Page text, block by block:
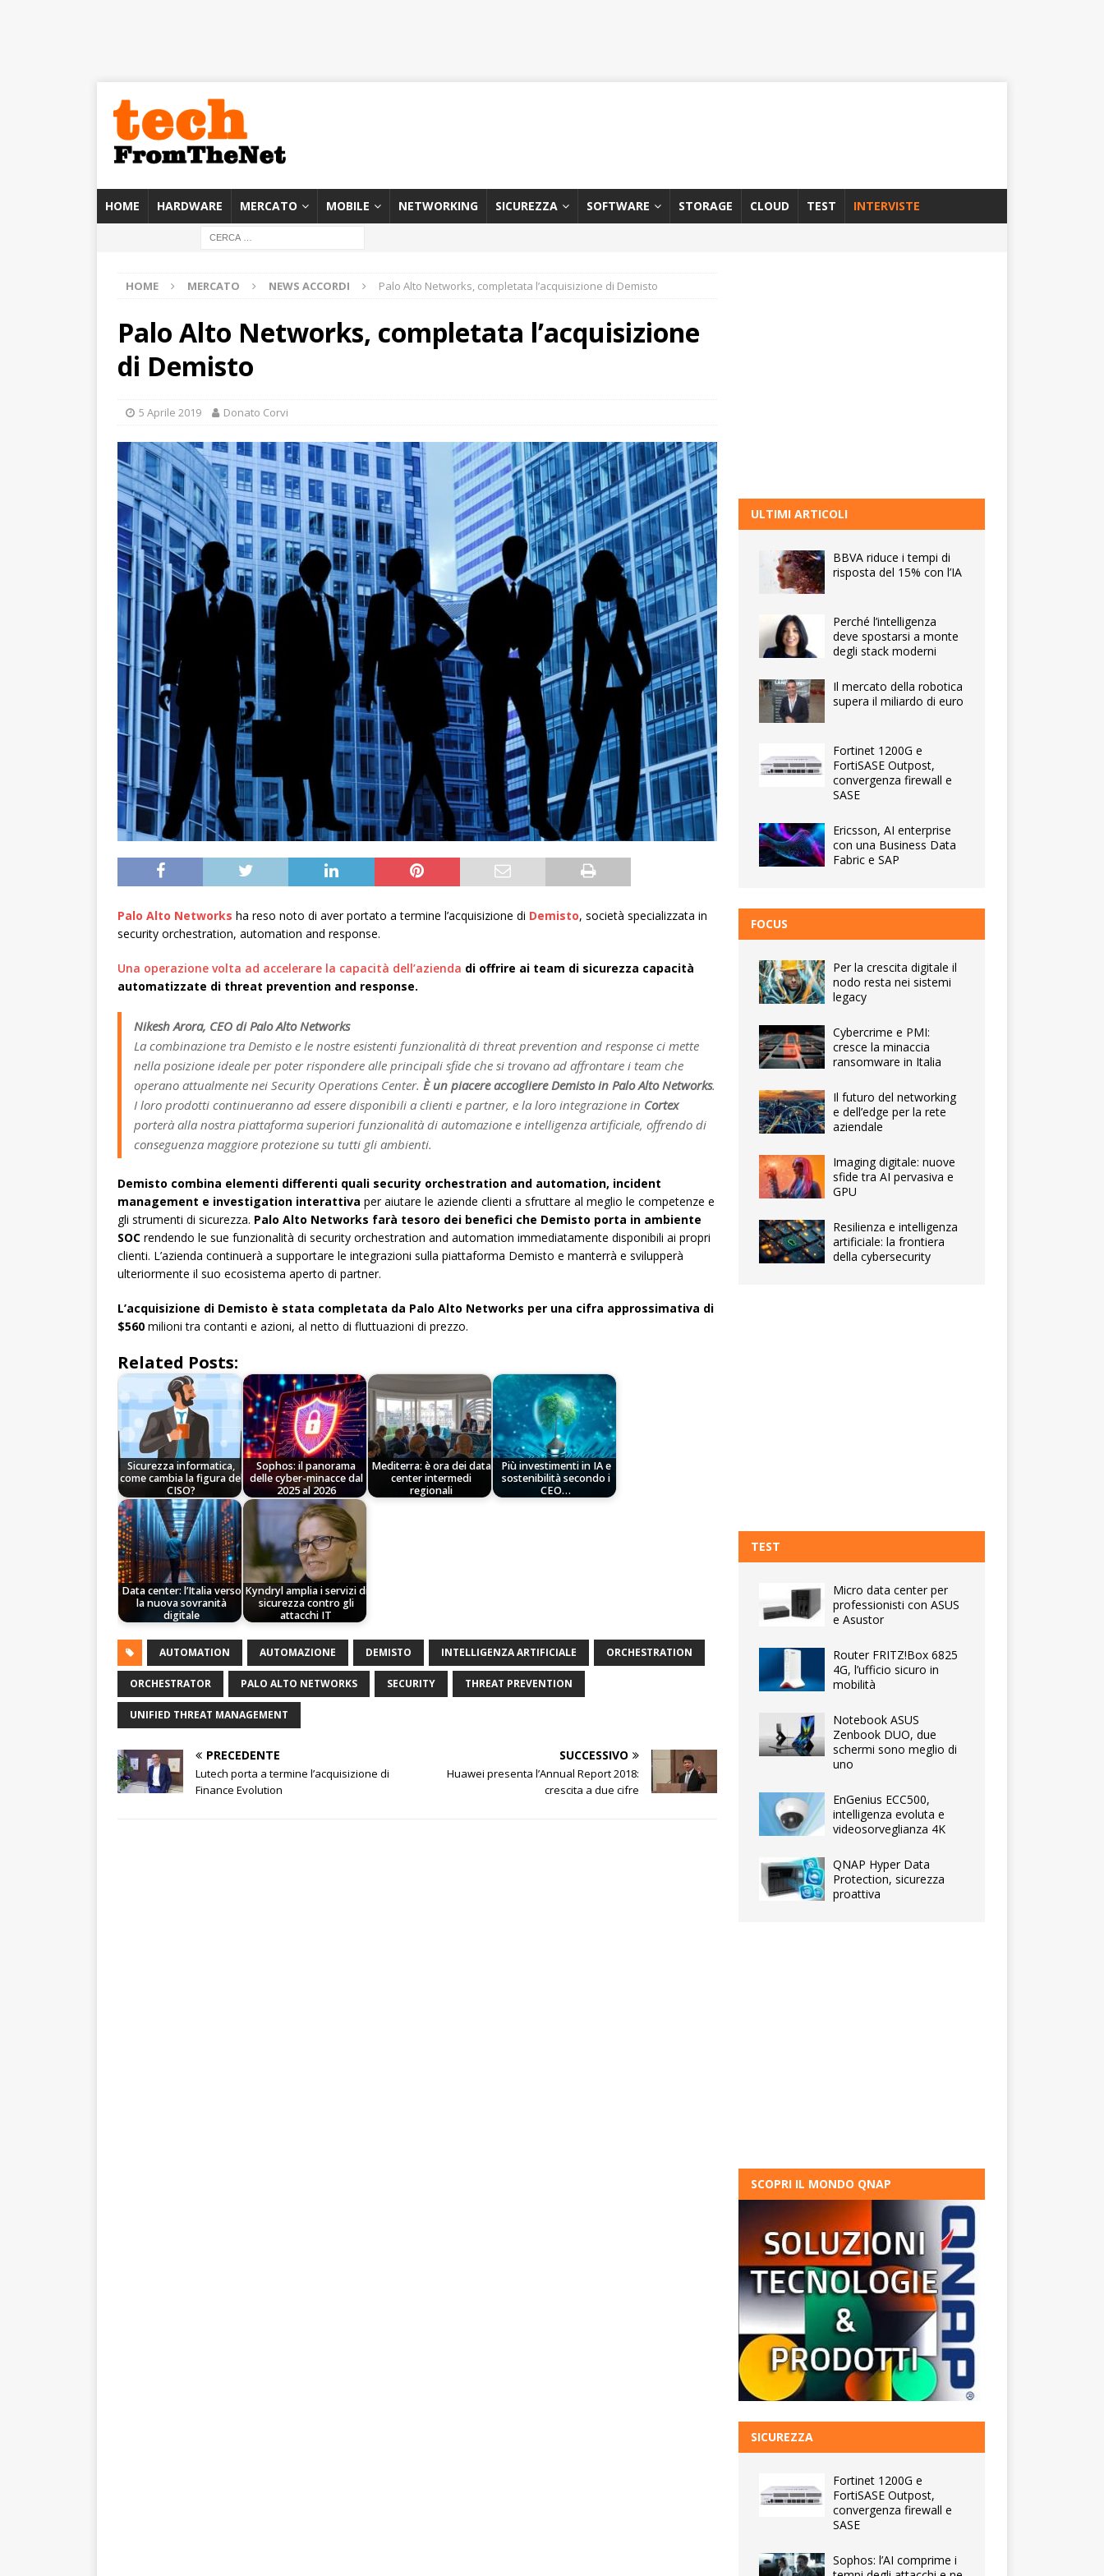
HOME HARDWARE MERCATO MOBILE NETWORKING SICUREZZA SOFTWARE STORAGE CLOUD TEST INTERVISTE
HOME MERCATO NEWS ACCORDI Palo Alto Networks, completata l’acquisizione di Demisto
Palo Alto Networks, completata l’acquisizione
di Demisto
5 Aprile 2019 Donato Corvi
Palo Alto Networks ha reso noto di aver portato a termine l’acquisizione di Demisto, società specializzata in
security orchestration, automation and response.
Una operazione volta ad accelerare la capacità dell’azienda di offrire ai team di sicurezza capacità
automatizzate di threat prevention and response.
Nikesh Arora, CEO di Palo Alto Networks
La combinazione tra Demisto e le nostre esistenti funzionalità di threat prevention and response ci mette
nella posizione ideale per poter rispondere alle principali sfide che si trovano ad affrontare i team che
operano attualmente nei Security Operations Center. È un piacere accogliere Demisto in Palo Alto Networks.
I loro prodotti continueranno ad essere disponibili a clienti e partner, e la loro integrazione in Cortex
porterà alla nostra piattaforma superiori funzionalità di automazione e intelligenza artificiale, offrendo di
conseguenza maggiore protezione su tutti gli ambienti.
Demisto combina elementi differenti quali security orchestration and automation, incident
management e investigation interattiva per aiutare le aziende clienti a sfruttare al meglio le competenze e
gli strumenti di sicurezza. Palo Alto Networks farà tesoro dei benefici che Demisto porta in ambiente
SOC rendendo le sue funzionalità di security orchestration and automation immediatamente disponibili ai propri
clienti. L’azienda continuerà a supportare le integrazioni sulla piattaforma Demisto e manterrà e svilupperà
ulteriormente il suo ecosistema aperto di partner.
L’acquisizione di Demisto è stata completata da Palo Alto Networks per una cifra approssimativa di
$560 milioni tra contanti e azioni, al netto di fluttuazioni di prezzo.
Related Posts:
Sicurezza informatica,
come cambia la figura del
CISO?
Sophos: il panorama
delle cyber-minacce dal
2025 al 2026
Mediterra: è ora dei data
center intermedi
regionali
Più investimenti in IA e
sostenibilità secondo i
CEO…
Data center: l’Italia verso
la nuova sovranità
digitale
Kyndryl amplia i servizi di
sicurezza contro gli
attacchi IT
AUTOMATION AUTOMAZIONE DEMISTO INTELLIGENZA ARTIFICIALE ORCHESTRATION
ORCHESTRATOR PALO ALTO NETWORKS SECURITY THREAT PREVENTION
UNIFIED THREAT MANAGEMENT
PRECEDENTE
Lutech porta a termine l’acquisizione di
Finance Evolution
SUCCESSIVO
Huawei presenta l’Annual Report 2018:
crescita a due cifre
ULTIMI ARTICOLI
BBVA riduce i tempi di
risposta del 15% con l’IA
Perché l’intelligenza
deve spostarsi a monte
degli stack moderni
Il mercato della robotica
supera il miliardo di euro
Fortinet 1200G e
FortiSASE Outpost,
convergenza firewall e
SASE
Ericsson, AI enterprise
con una Business Data
Fabric e SAP
FOCUS
Per la crescita digitale il
nodo resta nei sistemi
legacy
Cybercrime e PMI:
cresce la minaccia
ransomware in Italia
Il futuro del networking
e dell’edge per la rete
aziendale
Imaging digitale: nuove
sfide tra AI pervasiva e
GPU
Resilienza e intelligenza
artificiale: la frontiera
della cybersecurity
TEST
Micro data center per
professionisti con ASUS
e Asustor
Router FRITZ!Box 6825
4G, l’ufficio sicuro in
mobilità
Notebook ASUS
Zenbook DUO, due
schermi sono meglio di
uno
EnGenius ECC500,
intelligenza evoluta e
videosorveglianza 4K
QNAP Hyper Data
Protection, sicurezza
proattiva
SCOPRI IL MONDO QNAP
SICUREZZA
Fortinet 1200G e
FortiSASE Outpost,
convergenza firewall e
SASE
Sophos: l’AI comprime i